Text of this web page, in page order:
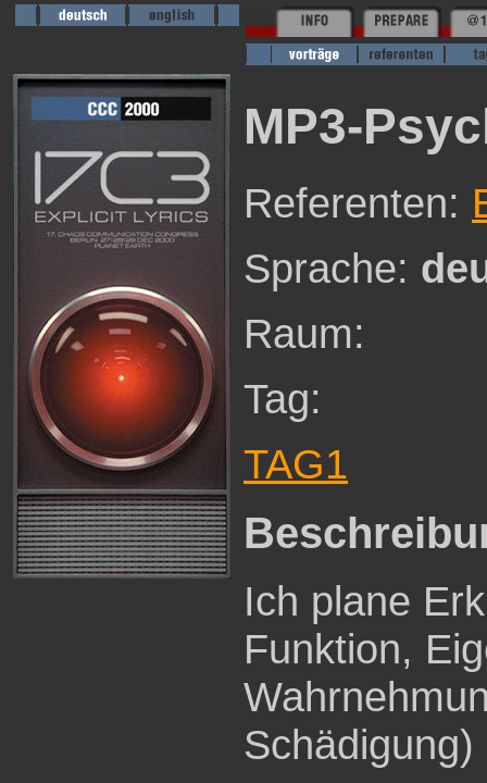
MP3-
Referenten:
Sprache:
Raum:
Tag:
TAG1
Ich plane
Funktion,